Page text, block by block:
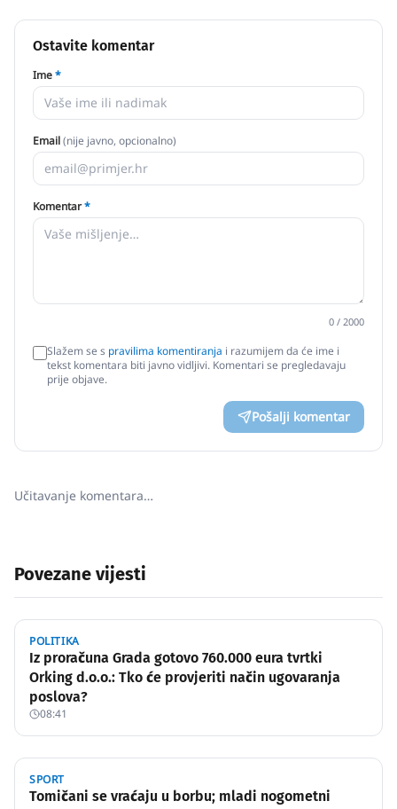
Ostavite komentar
Ime*
Email(nije javno, opcionalno)
Komentar*
0 / 2000
Slažem se s pravilima komentiranja i razumijem da će ime i
tekst komentara biti javno vidljivi. Komentari se pregledavaju
prije objave.
Pošalji komentar
Učitavanje komentara…
Povezane vijesti
POLITIKA
Iz proračuna Grada gotovo 760.000 eura tvrtki
Orking d.o.o.: Tko će provjeriti način ugovaranja
poslova?
08:41
SPORT
Tomičani se vraćaju u borbu; mladi nogometni